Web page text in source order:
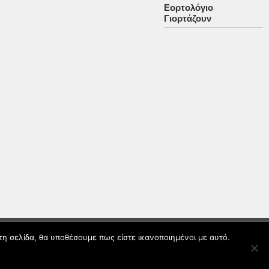
Εορτολόγιο
Γιορτάζουν
σελίδα, θα υποθέσουμε πως είστε ικανοποιημένοι με αυτό.